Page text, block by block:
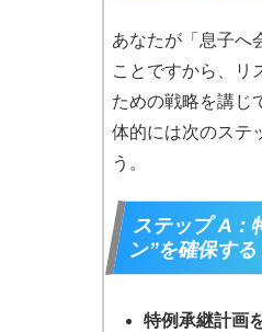
あなたが「息子へ
ことですから、リ
ための戦略を講じ
体的には次のステ
う。
ステップ A：
ン”を確保する
特例承継計画